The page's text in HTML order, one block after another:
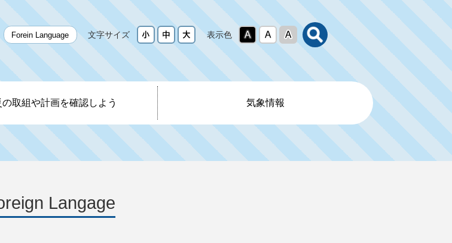
Forein Language 文字サイズ 表示色
の取組や計画を確認しよう 気象情報
Langage